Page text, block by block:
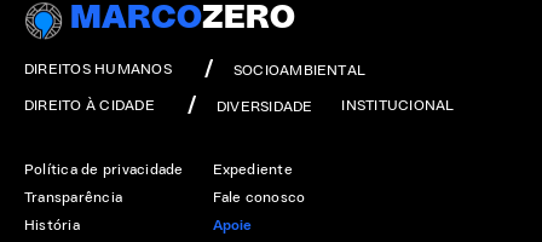
MARCOZERO
DIREITOS HUMANOS SOCIOAMBIENTAL
DIREITO À CIDADE DIVERSIDADE INSTITUCIONAL
Política de privacidade
Transparência
História
Expediente
Fale conosco
Apoie